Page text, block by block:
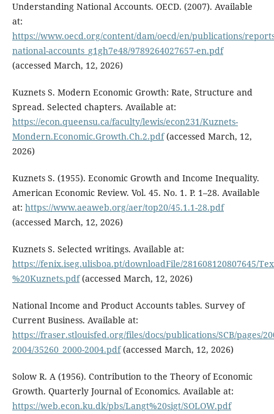
Understanding National Accounts. OECD. (2007). Available
at:
https://www.oecd.org/content/dam/oecd/en/publications/
national-accounts_g1gh7e48/9789264027657-en.pdf
(accessed March, 12, 2026)
Kuznets S. Modern Economic Growth: Rate, Structure and
Spread. Selected chapters. Available at:
https://econ.queensu.ca/faculty/lewis/econ231/Kuznets-
Mondern.Economic.Growth.Ch.2.pdf(accessed March, 12,
2026)
Kuznets S. (1955). Economic Growth and Income Inequality.
American Economic Review. Vol. 45. No. 1. P. 1–28. Available
at: https://www.aeaweb.org/aer/top20/45.1.1-28.pdf
(accessed March, 12, 2026)
Kuznets S. Selected writings. Available at:
https://fenix.iseg.ulisboa.pt/downloadFile/281608120807645/
%20Kuznets.pdf(accessed March, 12, 2026)
National Income and Product Accounts tables. Survey of
Current Business. Available at:
https://fraser.stlouisfed.org/files/docs/publications/SCB/pages/
2004/35260_2000-2004.pdf(accessed March, 12, 2026)
Solow R. A (1956). Contribution to the Theory of Economic
Growth. Quarterly Journal of Economics. Available at:
https://web.econ.ku.dk/pbs/Langt%20sigt/SOLOW.pdf